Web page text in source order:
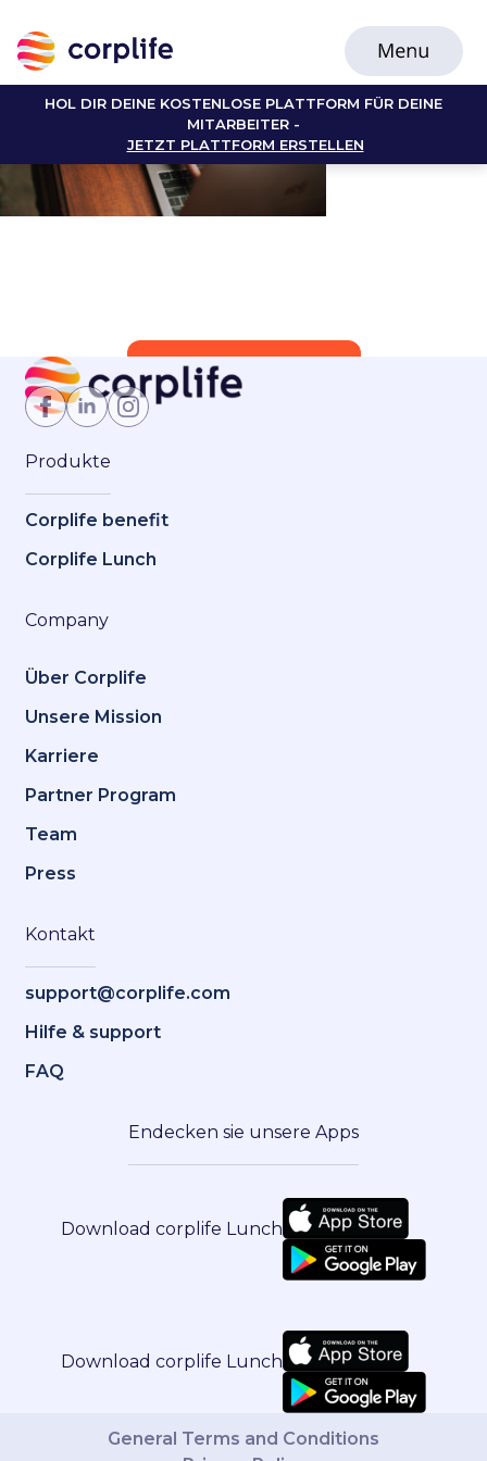
HOL DIR DEINE KOSTENLOSE PLATTFORM FÜR DEINE
MITARBEITER -
JETZT PLATTFORM ERSTELLEN
Jetzt Mitglied werden
Produkte
Corplife benefit
Corplife Lunch
Company
Über Corplife
Unsere Mission
Karriere
Partner Program
Team
Press
Kontakt
support@corplife.com
Hilfe & support
FAQ
Endecken sie unsere Apps
Download corplife Lunch
Download corplife Lunch
General Terms and Conditions